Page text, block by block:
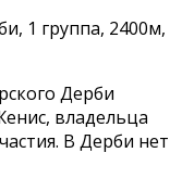
1 группа, 2400м,
Дерби
владельца
В Дерби нет